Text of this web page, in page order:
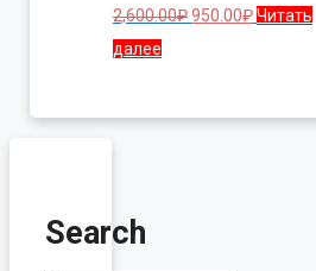
2,600.00₽Первоначальная
2,600.00₽.
950.00₽Текущая
Читать
далее
Search